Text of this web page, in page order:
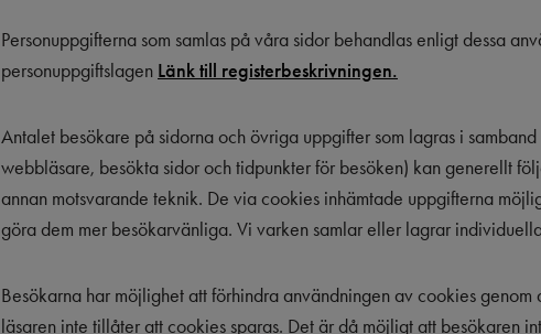
Personuppgifterna som samlas på våra sidor behandlas enligt dessa
personuppgiftslagen Länk till registerbeskrivningen.
Antalet besökare på sidorna och övriga uppgifter som lagras i
webbläsare, besökta sidor och tidpunkter för besöken) kan generellt
annan motsvarande teknik. De via cookies inhämtade uppgifterna
göra dem mer besökarvänliga. Vi varken samlar eller lagrar
Besökarna har möjlighet att förhindra användningen av cookies
läsaren inte tillåter att cookies sparas. Det är då möjligt att besökaren